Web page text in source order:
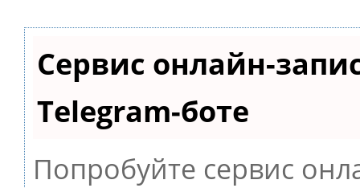
Сервис онлайн-
Telegram-боте
Попробуйте сервис